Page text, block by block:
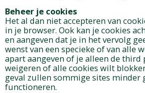
Beheer je cookies
Het al dan niet accepteren van
in je browser. Ook kan je cookies
en aangeven dat je in het vervolg
wenst van een specieke of van alle
apart aangeven of je alleen de
weigeren of alle cookies wilt
geval zullen sommige sites minder
functioneren.